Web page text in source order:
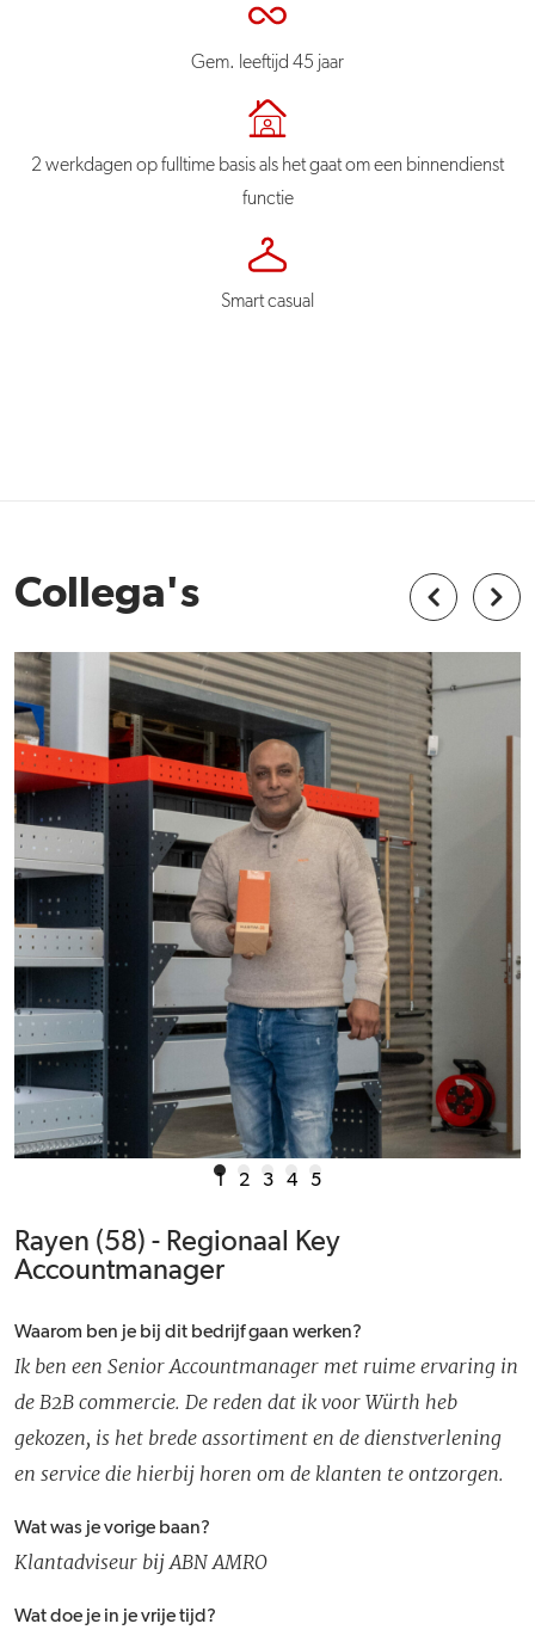
Gem. leeftijd 45 jaar
2 werkdagen op fulltime basis als het gaat om een binnendienst
functie
Smart casual
Collega's
1 2 3 4 5
Rayen (58) - Regionaal Key
Accountmanager
Waarom ben je bij dit bedrijf gaan werken?
Ik ben een Senior Accountmanager met ruime ervaring in
de B2B commercie. De reden dat ik voor Würth heb
gekozen, is het brede assortiment en de dienstverlening
en service die hierbij horen om de klanten te ontzorgen.
Wat was je vorige baan?
Klantadviseur bij ABN AMRO
Wat doe je in je vrije tijd?